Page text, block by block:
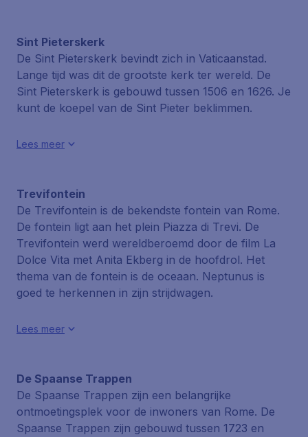
Sint Pieterskerk
De Sint Pieterskerk bevindt zich in Vaticaanstad.
Lange tijd was dit de grootste kerk ter wereld. De
Sint Pieterskerk is gebouwd tussen 1506 en 1626. Je
kunt de koepel van de Sint Pieter beklimmen.
Lees meer
Trevifontein
De Trevifontein is de bekendste fontein van Rome.
De fontein ligt aan het plein Piazza di Trevi. De
Trevifontein werd wereldberoemd door de film La
Dolce Vita met Anita Ekberg in de hoofdrol. Het
thema van de fontein is de oceaan. Neptunus is
goed te herkennen in zijn strijdwagen.
Lees meer
De Spaanse Trappen
De Spaanse Trappen zijn een belangrijke
ontmoetingsplek voor de inwoners van Rome. De
Spaanse Trappen zijn gebouwd tussen 1723 en